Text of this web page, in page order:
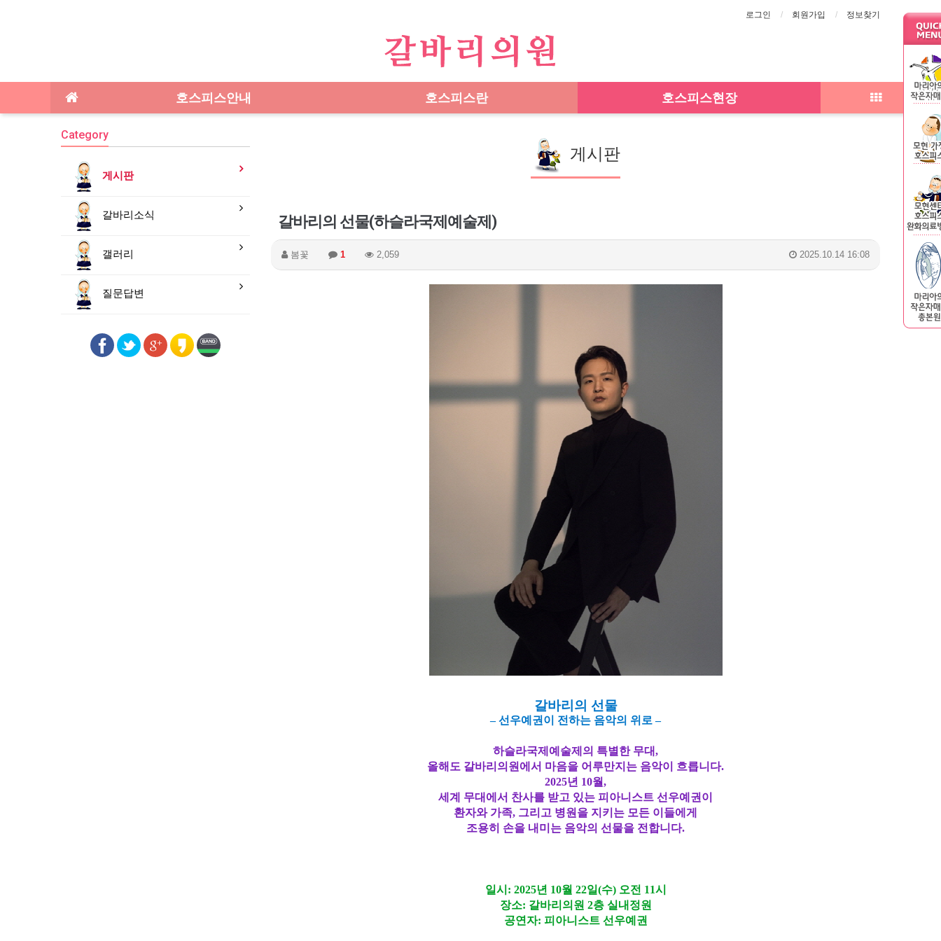
로그인 회원가입 정보찾기
호스피스안내 호스피스란 호스피스현장
게시판
갈바리의 선물(하슬라국제예술제)
봄꽃 1 2,059 2025.10.14 16:08
갈바리의 선물
–선우예권이 전하는 음악의 위로–
하슬라국제예술제의 특별한 무대,
올해도 갈바리의원에서 마음을 어루만지는 음악이 흐릅니다.
2025년 10월,
세계 무대에서 찬사를 받고 있는 피아니스트 선우예권 이
환자와 가족, 그리고 병원을 지키는 모든 이들에게
조용히 손을 내미는 음악의 선물을 전합니다.
일시 : 2025년 10월 22일(수) 오전 11시
장소: 갈바리의원 2층 실내정원
공연자: 피아니스트 선우예권
Category
게시판
갈바리소식
갤러리
질문답변